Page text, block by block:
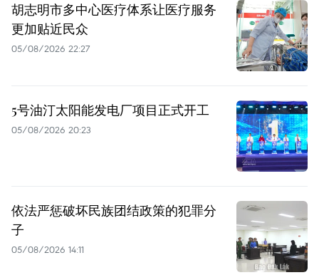
胡志明市多中心医疗体系让医疗服务
更加贴近民众
05/08/2026 22:27
5号油汀太阳能发电厂项目正式开工
05/08/2026 20:23
依法严惩破坏民族团结政策的犯罪分
子
05/08/2026 14:11